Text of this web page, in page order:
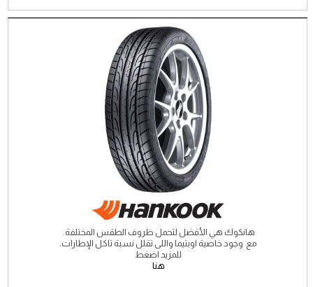
هانكوك هي الأفضل لتحمل ظروف الطقس المختلفة.
مع وجود خاصية اوبتيما واللى تقلل نسبة تاكل الإطارات.
للمزيد اضغط
هنا